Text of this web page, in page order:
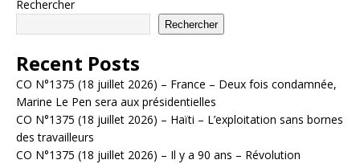
Rechercher
Rechercher
Recent Posts
CO N°1375 (18 juillet 2026) – France – Deux fois condamnée,
Marine Le Pen sera aux présidentielles
CO N°1375 (18 juillet 2026) – Haïti – L’exploitation sans bornes
des travailleurs
CO N°1375 (18 juillet 2026) – Il y a 90 ans – Révolution